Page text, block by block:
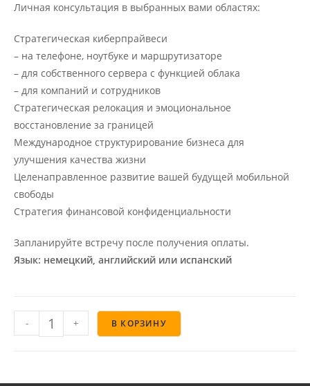
Личная консультация в выбранных вами областях:
Стратегическая киберпрайвеси
– на телефоне, ноутбуке и маршрутизаторе
– для собственного сервера с функцией облака
– для компаний и сотрудников
Стратегическая релокация и эмоциональное
восстановление за границей
Международное структурирование бизнеса для
улучшения качества жизни
Целенаправленное развитие вашей будущей мобильной
свободы
Стратегия финансовой конфиденциальности
Запланируйте встречу после получения оплаты.
Язык: немецкий, английский или испанский
- + В КОРЗИНУ